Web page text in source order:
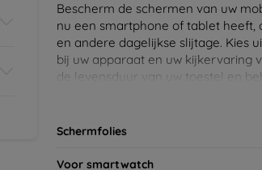
Bescherm de schermen van uw
nu een smartphone of tablet heeft,
en andere dagelijkse slijtage. Kies
bij uw apparaat en uw kijkervaring
de levensduur van uw toestel en
Schermfolies
Voor smartwatch